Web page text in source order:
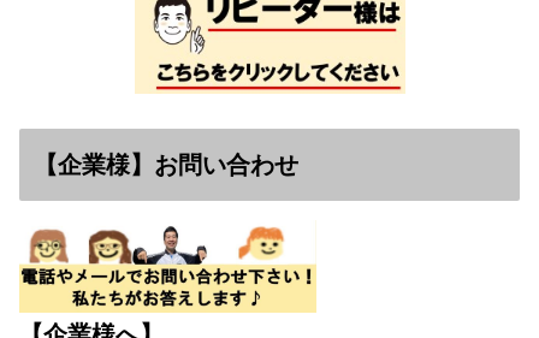
【企業様】お問い合わせ